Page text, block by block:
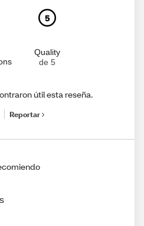
5
Quality
de 5
útil esta reseña.
Reportar